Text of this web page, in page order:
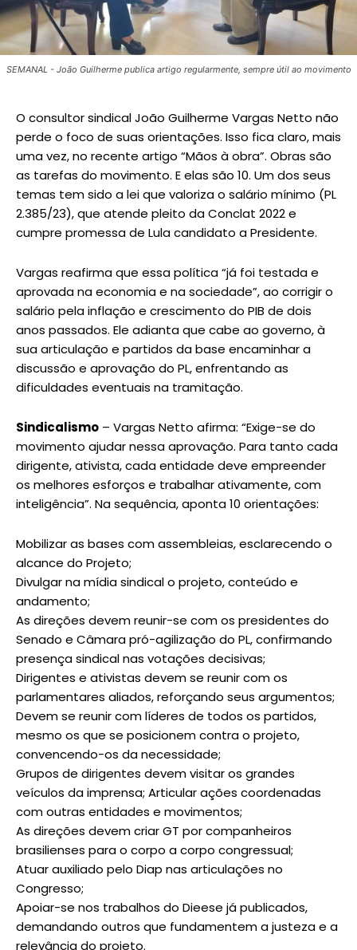
SEMANAL - João Guilherme publica artigo regularmente, sempre útil ao movimento
O consultor sindical João Guilherme Vargas Netto não
perde o foco de suas orientações. Isso fica claro, mais
uma vez, no recente artigo “Mãos à obra”. Obras são
as tarefas do movimento. E elas são 10. Um dos seus
temas tem sido a lei que valoriza o salário mínimo (PL
2.385/23), que atende pleito da Conclat 2022 e
cumpre promessa de Lula candidato a Presidente.
Vargas reafirma que essa política “já foi testada e
aprovada na economia e na sociedade”, ao corrigir o
salário pela inflação e crescimento do PIB de dois
anos passados. Ele adianta que cabe ao governo, à
sua articulação e partidos da base encaminhar a
discussão e aprovação do PL, enfrentando as
dificuldades eventuais na tramitação.
Sindicalismo – Vargas Netto afirma: “Exige-se do
movimento ajudar nessa aprovação. Para tanto cada
dirigente, ativista, cada entidade deve empreender
os melhores esforços e trabalhar ativamente, com
inteligência”. Na sequência, aponta 10 orientações:
Mobilizar as bases com assembleias, esclarecendo o
alcance do Projeto;
Divulgar na mídia sindical o projeto, conteúdo e
andamento;
As direções devem reunir-se com os presidentes do
Senado e Câmara pró-agilização do PL, confirmando
presença sindical nas votações decisivas;
Dirigentes e ativistas devem se reunir com os
parlamentares aliados, reforçando seus argumentos;
Devem se reunir com líderes de todos os partidos,
mesmo os que se posicionem contra o projeto,
convencendo-os da necessidade;
Grupos de dirigentes devem visitar os grandes
veículos da imprensa; Articular ações coordenadas
com outras entidades e movimentos;
As direções devem criar GT por companheiros
brasilienses para o corpo a corpo congressual;
Atuar auxiliado pelo Diap nas articulações no
Congresso;
Apoiar-se nos trabalhos do Dieese já publicados,
demandando outros que fundamentem a justeza e a
relevância do projeto.